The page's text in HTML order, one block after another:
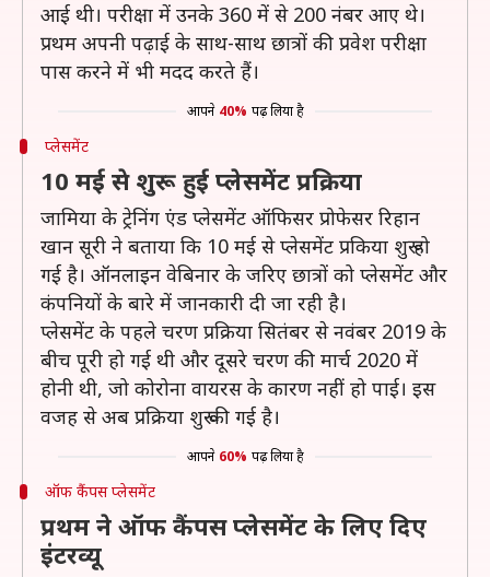
आई थी। परीक्षा में उनके 360 में से 200 नंबर आए थे।
प्रथम अपनी पढ़ाई के साथ-साथ छात्रों की प्रवेश परीक्षा
पास करने में भी मदद करते हैं।
आपने 40% पढ़ लिया है
प्लेसमेंट
10 मई से शुरू हुई प्लेसमेंट प्रक्रिया
जामिया के ट्रेनिंग एंड प्लेसमेंट ऑफिसर प्रोफेसर रिहान
खान सूरी ने बताया कि 10 मई से प्लेसमेंट प्रकिया शुरू हो
गई है। ऑनलाइन वेबिनार के जरिए छात्रों को प्लेसमेंट और
कंपनियों के बारे में जानकारी दी जा रही है।
प्लेसमेंट के पहले चरण प्रक्रिया सितंबर से नवंबर 2019 के
बीच पूरी हो गई थी और दूसरे चरण की मार्च 2020 में
होनी थी, जो कोरोना वायरस के कारण नहीं हो पाई। इस
वजह से अब प्रक्रिया शुरू की गई है।
आपने 60% पढ़ लिया है
ऑफ कैंपस प्लेसमेंट
प्रथम ने ऑफ कैंपस प्लेसमेंट के लिए दिए
इंटरव्यू